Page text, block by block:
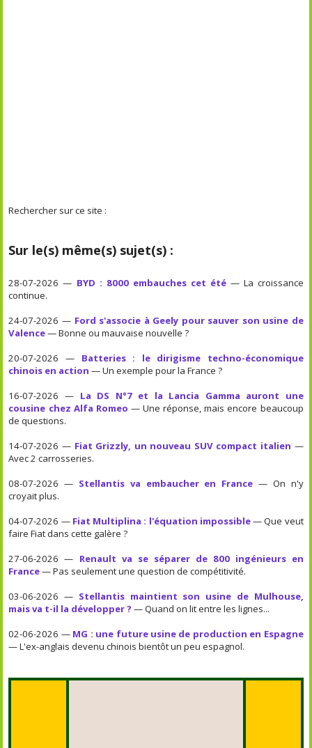
Rechercher sur ce site :
Sur le(s) même(s) sujet(s) :
28-07-2026 — BYD : 8000 embauches cet été— La croissance
continue.
24-07-2026 — Ford s'associe à Geely pour sauver son usine de
Valence— Bonne ou mauvaise nouvelle ?
20-07-2026 — Batteries : le dirigisme techno-économique
chinois en action — Un exemple pour la France ?
16-07-2026 — La DS N°7 et la Lancia Gamma auront une
cousine chez Alfa Romeo — Une réponse, mais encore beaucoup
de questions.
14-07-2026 — Fiat Grizzly, un nouveau SUV compact italien —
Avec 2 carrosseries.
08-07-2026 — Stellantis va embaucher en France — On n'y
croyait plus.
04-07-2026 — Fiat Multiplina : l'équation impossible— Que veut
faire Fiat dans cette galère ?
27-06-2026 — Renault va se séparer de 800 ingénieurs en
France— Pas seulement une question de compétitivité.
03-06-2026 — Stellantis maintient son usine de Mulhouse,
mais va t-il la développer ? — Quand on lit entre les lignes...
02-06-2026 — MG : une future usine de production en Espagne
— L'ex-anglais devenu chinois bientôt un peu espagnol.